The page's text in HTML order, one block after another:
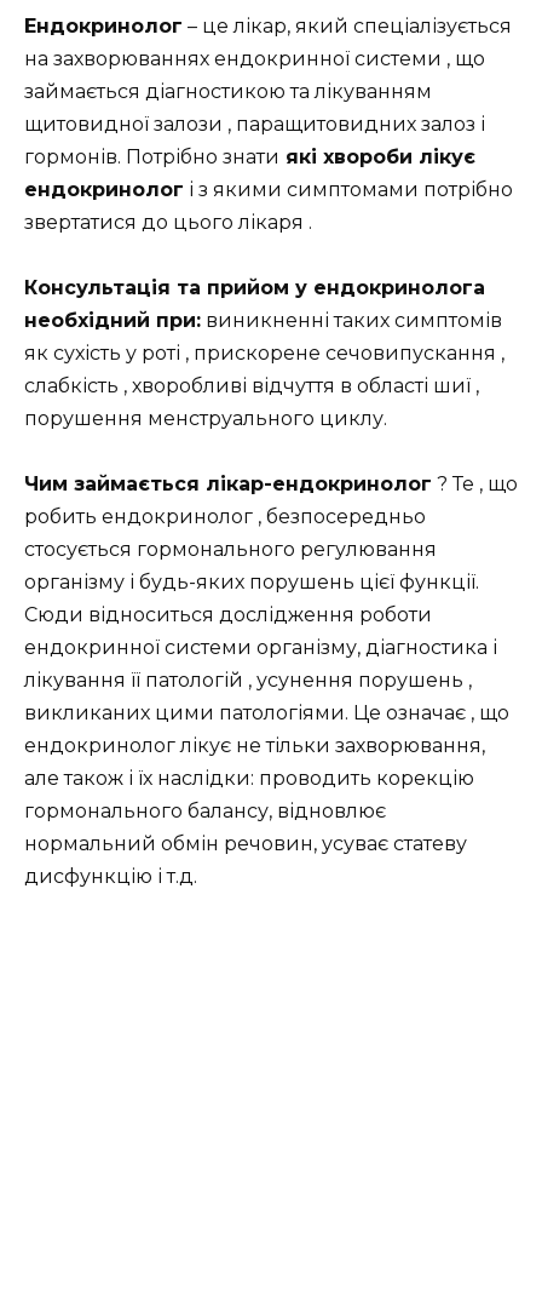
Ендокринолог – це лікар, який спеціалізується
на захворюваннях ендокринної системи , що
займається діагностикою та лікуванням
щитовидної залози , паращитовидних залоз і
гормонів. Потрібно знати які хвороби лікує
ендокринолог і з якими симптомами потрібно
звертатися до цього лікаря .
Консультація та прийом у ендокринолога
необхідний при: виникненні таких симптомів
як сухість у роті , прискорене сечовипускання ,
слабкість , хворобливі відчуття в області шиї ,
порушення менструального циклу.
Чим займається лікар-ендокринолог ? Те , що
робить ендокринолог , безпосередньо
стосується гормонального регулювання
організму і будь-яких порушень цієї функції.
Сюди відноситься дослідження роботи
ендокринної системи організму, діагностика і
лікування її патологій , усунення порушень ,
викликаних цими патологіями. Це означає , що
ендокринолог лікує не тільки захворювання,
але також і їх наслідки: проводить корекцію
гормонального балансу, відновлює
нормальний обмін речовин, усуває статеву
дисфункцію і т.д.